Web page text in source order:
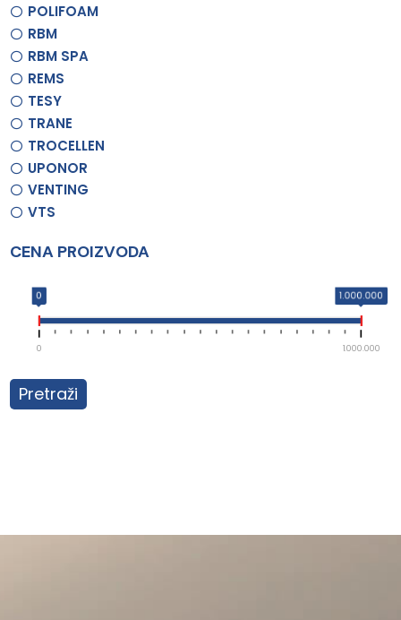
POLIFOAM
RBM
RBM SPA
REMS
TESY
TRANE
TROCELLEN
UPONOR
VENTING
VTS
CENA PROIZVODA
0 1.000.000
0 1.000.000
Pretraži